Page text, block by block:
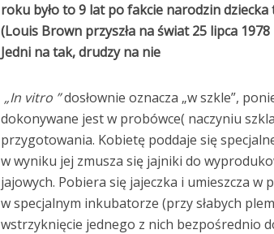
roku było to 9 lat po fakcie narodzin
(Louis Brown przyszła na świat 25 lipca
Jedni na tak, drudzy na nie
„In vitro ”dosłownie oznacza „w szkle”,
dokonywane jest w probówce( naczyniu
przygotowania. Kobietę poddaje się
w wyniku jej zmusza się jajniki do
jajowych. Pobiera się jajeczka i umieszcza w
w specjalnym inkubatorze (przy słabych
wstrzyknięcie jednego z nich bezpośrednio